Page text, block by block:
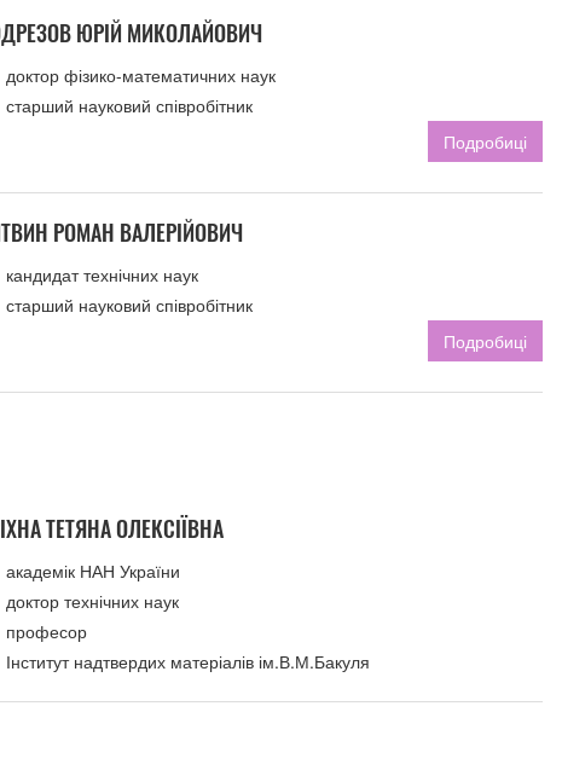
ЮРІЙ МИКОЛАЙОВИЧ
доктор фізико-математичних наук
старший науковий співробітник
Подробиці
РОМАН ВАЛЕРІЙОВИЧ
кандидат технічних наук
старший науковий співробітник
Подробиці
ТЕТЯНА ОЛЕКСІЇВНА
академік НАН України
доктор технічних наук
професор
Інститут надтвердих матеріалів ім.В.М.Бакуля